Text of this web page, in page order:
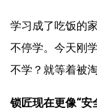
学习成了吃饭的
不停学。今天刚
不学？就等着被淘
锁匠现在更像“安